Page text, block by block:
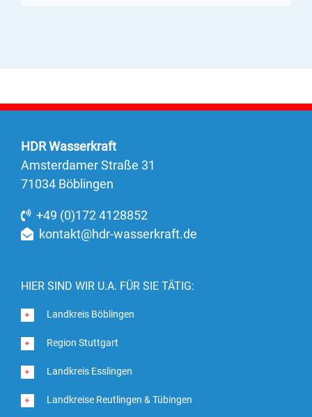
HDR Wasserkraft
Amsterdamer Straße 31
71034 Böblingen
+49 (0)172 4128852
kontakt@hdr-wasserkraft.de
HIER SIND WIR U.A. FÜR SIE TÄTIG:
Landkreis Böblingen
Region Stuttgart
Landkreis Esslingen
Landkreise Reutlingen & Tübingen